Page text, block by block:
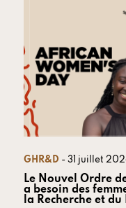
GHR&D - 31 juillet
Le Nouvel Ordre
a besoin des
la Recherche et